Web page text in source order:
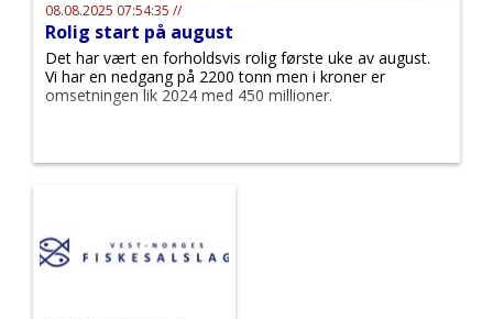
08.08.2025 07:54:35 //
Rolig start på august
Det har vært en forholdsvis rolig første uke av august.
Vi har en nedgang på 2200 tonn men i kroner er
omsetningen lik 2024 med 450 millioner.